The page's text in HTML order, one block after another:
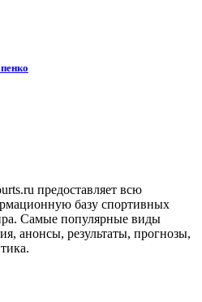
предоставляет всю
базу спортивных
Самые популярные виды
анонсы, результаты, прогнозы,